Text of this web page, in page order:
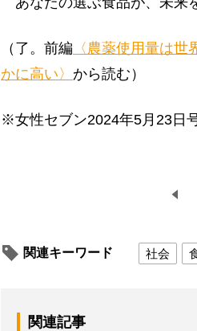
（了。前編 〈農薬使用量は
かに高い〉 から読む）
※女性セブン2024年5月23日
関連キーワード 社会
関連記事